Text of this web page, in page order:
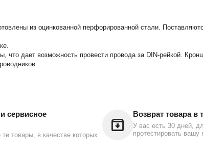
из оцинкованной перфорированной стали.
дает возможность провести провода за DIN-рейкой.
сервисное
товары, в качестве которых
Возврат товара в
У вас есть 30 дней,
протестировать вашу